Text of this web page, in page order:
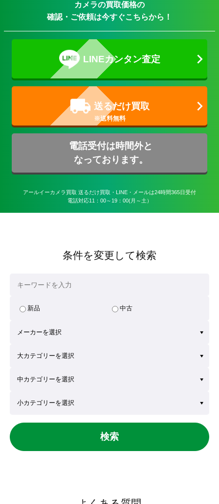
カメラの買取価格の
確認・ご依頼は今すぐこちらから！
LINEカンタン査定
送るだけ買取
電話受付は時間外と
なっております。
アールイーカメラ買取 送るだけ買取・LINE・メールは24時間365日受付
電話対応11：00～19：00(月～土）
条件を変更して検索
新品 中古
検索